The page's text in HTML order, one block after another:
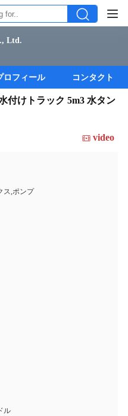
Ltd.
ロフィール コンタクト
付けトラック 5m3 水タン
video
ス,ポンプ
ル